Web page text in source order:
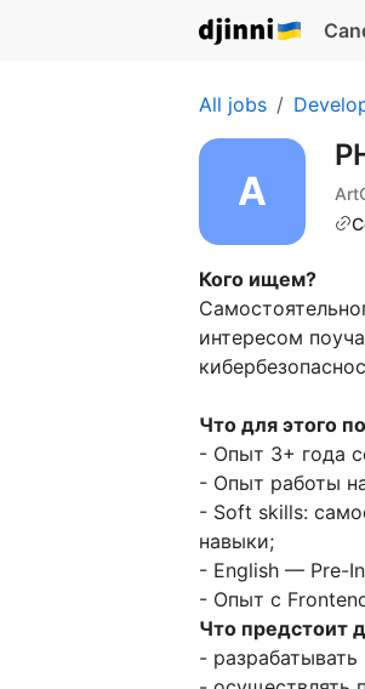
All jobs
Кого ищем?
интересом
Что для этого
- Опыт 3+ года
- Опыт работы
- Soft skills:
навыки;
- English — Pre-
- Опыт с
Что предстоит
-